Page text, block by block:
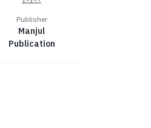
Publisher
Manjul
Publication